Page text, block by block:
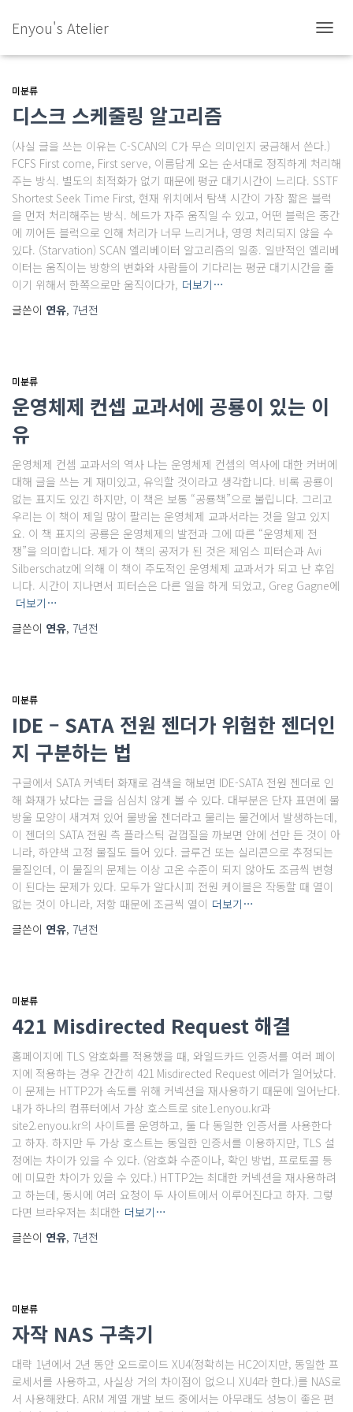
Enyou's Atelier
비
미분류
디스크 스케줄링 알고리즘
(사실 글을 쓰는 이유는 C-SCAN의 C가 무슨 의미인지 궁금해서 쓴다.)
FCFS First come, First serve, 이름답게 오는 순서대로 정직하게 처리해
주는 방식. 별도의 최적화가 없기 때문에 평균 대기시간이 느리다. SSTF
Shortest Seek Time First, 현재 위치에서 탐색 시간이 가장 짧은 블럭
을 먼저 처리해주는 방식. 헤드가 자주 움직일 수 있고, 어떤 블럭은 중간
에 끼어든 블럭으로 인해 처리가 너무 느리거나, 영영 처리되지 않을 수
있다. (Starvation) SCAN 엘리베이터 알고리즘의 일종. 일반적인 엘리베
이터는 움직이는 방향의 변화와 사람들이 기다리는 평균 대기시간을 줄
이기 위해서 한쪽으로만 움직이다가, 더보기…
글쓴이 연유, 7년전
미분류
운영체제 컨셉 교과서에 공룡이 있는 이
유
운영체제 컨셉 교과서의 역사 나는 운영체제 컨셉의 역사에 대한 커버에
대해 글을 쓰는 게 재미있고, 유익할 것이라고 생각합니다. 비록 공룡이
없는 표지도 있긴 하지만, 이 책은 보통 “공룡책”으로 불립니다. 그리고
우리는 이 책이 제일 많이 팔리는 운영체제 교과서라는 것을 알고 있지
요. 이 책 표지의 공룡은 운영체제의 발전과 그에 따른 “운영체제 전
쟁”을 의미합니다. 제가 이 책의 공저가 된 것은 제임스 피터슨과 Avi
Silberschatz에 의해 이 책이 주도적인 운영체제 교과서가 되고 난 후입
니다. 시간이 지나면서 피터슨은 다른 일을 하게 되었고, Greg Gagne에
더보기…
글쓴이 연유, 7년전
미분류
IDE – SATA 전원 젠더가 위험한 젠더인
지 구분하는 법
구글에서 SATA 커넥터 화재로 검색을 해보면 IDE-SATA 전원 젠더로 인
해 화재가 났다는 글을 심심치 않게 볼 수 있다. 대부분은 단자 표면에 물
방울 모양이 새겨져 있어 물방울 젠더라고 물리는 물건에서 발생하는데,
이 젠더의 SATA 전원 측 플라스틱 겉껍질을 까보면 안에 선만 든 것이 아
니라, 하얀색 고정 물질도 들어 있다. 글루건 또는 실리콘으로 추정되는
물질인데, 이 물질의 문제는 이상 고온 수준이 되지 않아도 조금씩 변형
이 된다는 문제가 있다. 모두가 알다시피 전원 케이블은 작동할 때 열이
없는 것이 아니라, 저항 때문에 조금씩 열이 더보기…
글쓴이 연유, 7년전
미분류
421 Misdirected Request 해결
홈페이지에 TLS 암호화를 적용했을 때, 와일드카드 인증서를 여러 페이
지에 적용하는 경우 간간히 421 Misdirected Request 에러가 일어났다.
이 문제는 HTTP2가 속도를 위해 커넥션을 재사용하기 때문에 일어난다.
내가 하나의 컴퓨터에서 가상 호스트로 site1.enyou.kr과
site2.enyou.kr의 사이트를 운영하고, 둘 다 동일한 인증서를 사용한다
고 하자. 하지만 두 가상 호스트는 동일한 인증서를 이용하지만, TLS 설
정에는 차이가 있을 수 있다. (암호화 수준이나, 확인 방법, 프로토콜 등
에 미묘한 차이가 있을 수 있다.) HTTP2는 최대한 커넥션을 재사용하려
고 하는데, 동시에 여러 요청이 두 사이트에서 이루어진다고 하자. 그렇
다면 브라우저는 최대한 더보기…
글쓴이 연유, 7년전
미분류
자작 NAS 구축기
대략 1년에서 2년 동안 오드로이드 XU4(정확히는 HC2이지만, 동일한 프
로세서를 사용하고, 사실상 거의 차이점이 없으니 XU4라 한다.)를 NAS로
서 사용해왔다. ARM 계열 개발 보드 중에서는 아무래도 성능이 좋은 편